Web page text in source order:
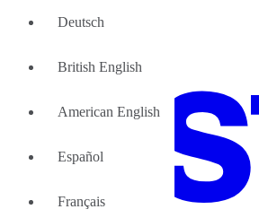
Deutsch
British English
American English
Español
Français